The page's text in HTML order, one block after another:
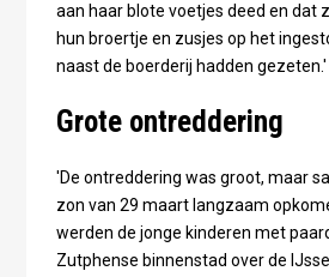
aan haar blote voetjes deed en dat
hun broertje en zusjes op het
naast de boerderij hadden gezeten.'
Grote ontreddering
'De ontreddering was groot, maar
zon van 29 maart langzaam
werden de jonge kinderen met
Zutphense binnenstad over de